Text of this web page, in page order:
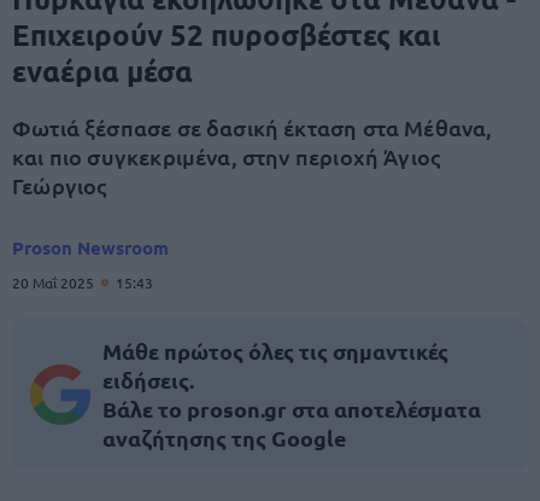
Επιχειρούν 52 πυροσβέστες και
εναέρια μέσα
Φωτιά ξέσπασε σε δασική έκταση στα Μέθανα,
και πιο συγκεκριμένα, στην περιοχή Άγιος
Γεώργιος
Proson Newsroom
20 Μαΐ 2025 15:43
Μάθε πρώτος όλες τις σημαντικές
ειδήσεις.
Βάλε το proson.gr στα αποτελέσματα
αναζήτησης της Google